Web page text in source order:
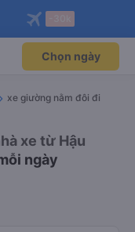
Mở app
qua
Mở app
Chọn ngày
xe giường nằm đôi đi
xe từ Hậu
ngày